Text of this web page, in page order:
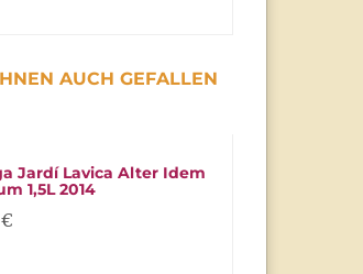
AUCH GEFALLEN
Jardí Lavica Alter Idem
1,5L 2014